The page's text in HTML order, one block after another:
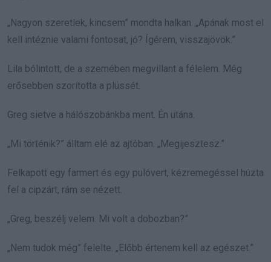
„Nagyon szeretlek, kincsem” mondta halkan. „Apának most el
kell intéznie valami fontosat, jó? Ígérem, visszajövök.”
Lila bólintott, de a szemében megvillant a félelem. Még
erősebben szorította a plüssét.
Greg sietve a hálószobánkba ment. Én utána.
„Mi történik?” álltam elé az ajtóban. „Megijesztesz.”
Felkapott egy farmert és egy pulóvert, kézremegéssel húzta
fel a cipzárt, rám se nézett.
„Greg, beszélj velem. Mi volt a dobozban?”
„Nem tudok még” felelte. „Előbb értenem kell az egészet.”